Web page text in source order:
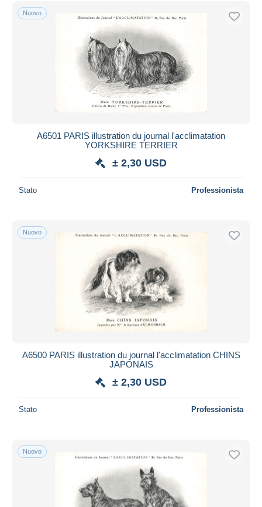
Spedizione gratuita
Metodi di pagamento
PayPal
Bonifico bancario
Mastercard
Maestro
Residenza del venditore
Aggiorna
Nuovo
A6501 PARIS illustration du journal l'acclimatation
YORKSHIRE TERRIER
± 2,30 USD
Stato Professionista
Nuovo
A6500 PARIS illustration du journal l'acclimatation CHINS
JAPONAIS
± 2,30 USD
Stato Professionista
Nuovo